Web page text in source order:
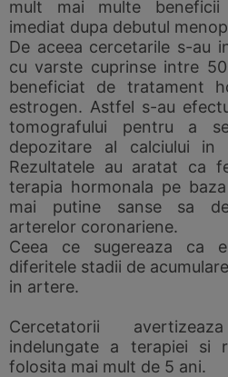
mult mai multe
imediat dupa debutul
De aceea cercetarile s-au
cu varste cuprinse intre
beneficiat de tratament
estrogen. Astfel s-au
tomografului pentru a
depozitare al calciului in
Rezultatele au aratat ca
terapia hormonala pe
mai putine sanse sa
arterelor coronariene.
Ceea ce sugereaza ca
diferitele stadii de
in artere.
Cercetatorii
indelungate a terapiei si
folosita mai mult de 5 ani.